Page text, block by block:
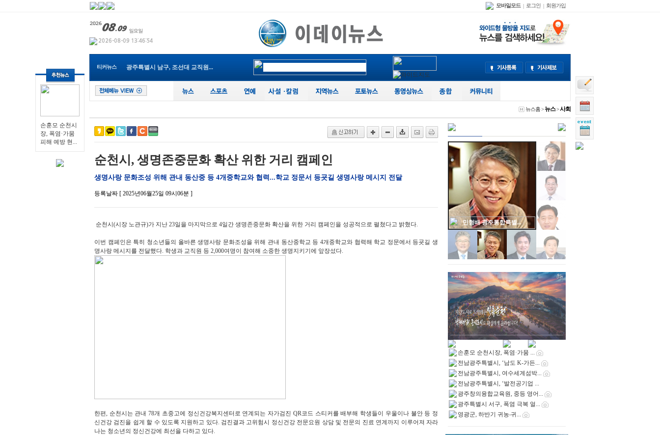
손훈모 순천시
장, 폭염·가뭄
피해 예방 현...
모바일모드 로그인 회원가입
티커뉴스
광주창의융합교육원, 중등 영어...
광주특별시 서구, 폭염 극복 얼...
광주특별시 남구, 조선대 교직원...
손훈모 순천시장, 폭염·가뭄 피...
뉴스홈>뉴스>사회
순천시, 생명존중문화 확산 위한 거리 캠페인
생명사랑 문화조성 위해 관내 동산중 등 4개중학교와 협력...학교 정문서 등굣길 생명사랑 메시지 전달
등록날짜 [ 2025년06월25일 09시06분 ]
순천시(시장 노관규)가 지난 23일을 마지막으로 4일간 생명존중문화 확산을 위한 거리 캠페인을 성공적으로 펼쳤다고 밝혔다.
이번 캠페인은 특히 청소년들의 올바른 생명사랑 문화조성을 위해 관내 동산중학교 등 4개중학교와 협력해 학교 정문에서 등굣길 생
명사랑 메시지를 전달했다. 학생과 교직원 등 2,000여명이 참여해 소중한 생명지키기에 앞장섰다.
한편, 순천시는 관내 78개 초중고에 정신건강복지센터로 연계되는 자가검진 QR코드 스티커를 배부해 학생들이 우울이나 불안 등 정
신건강 검진을 쉽게 할 수 있도록 지원하고 있다. 검진결과 고위험시 정신건강 전문요원 상담 및 전문의 진료 연계까지 이루어져 자라
나는 청소년의 정신건강에 최선을 다하고 있다.
장세일,영광군수,영광...
손훈모 순천시장, 폭염·가뭄 ...
전남광주특별시, ‘남도 K-가든...
전남광주특별시, 여수세계섬박...
전남광주특별시, ‘발전공기업 ...
광주창의융합교육원, 중등 영어...
광주특별시 서구, 폭염 극복 얼...
영광군, 하반기 귀농‧귀...